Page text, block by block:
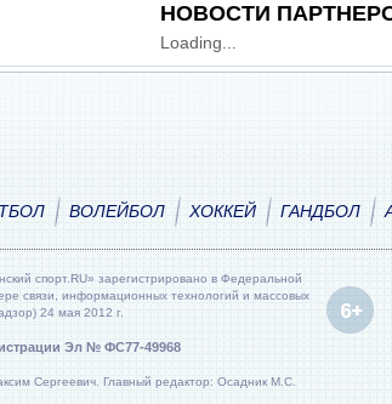
НОВОСТИ
Loading...
ВОЛЕЙБОЛ ХОККЕЙ ГАНДБОЛ
спорт.RU» зарегистрировано в Федеральной
связи, информационных технологий и массовых
24 мая 2012 г.
Эл № ФС77-49968
Сергеевич. Главный редактор: Осадник М.С.